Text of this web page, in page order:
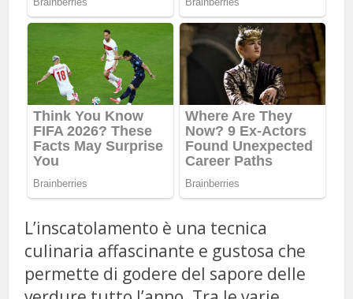
L’inscatolamento è una tecnica
culinaria affascinante e gustosa che
permette di godere del sapore delle